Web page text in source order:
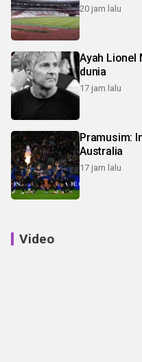
20 jam lalu
Ayah Lionel
dunia
17 jam lalu
Pramusim:
Australia
17 jam lalu
Video